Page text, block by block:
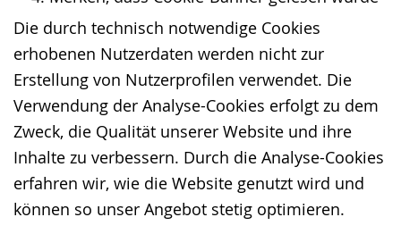
Die durch technisch notwendige Cookies
erhobenen Nutzerdaten werden nicht zur
Erstellung von Nutzerprofilen verwendet. Die
Verwendung der Analyse-Cookies erfolgt zu dem
Zweck, die Qualität unserer Website und ihre
Inhalte zu verbessern. Durch die Analyse-Cookies
erfahren wir, wie die Website genutzt wird und
können so unser Angebot stetig optimieren.